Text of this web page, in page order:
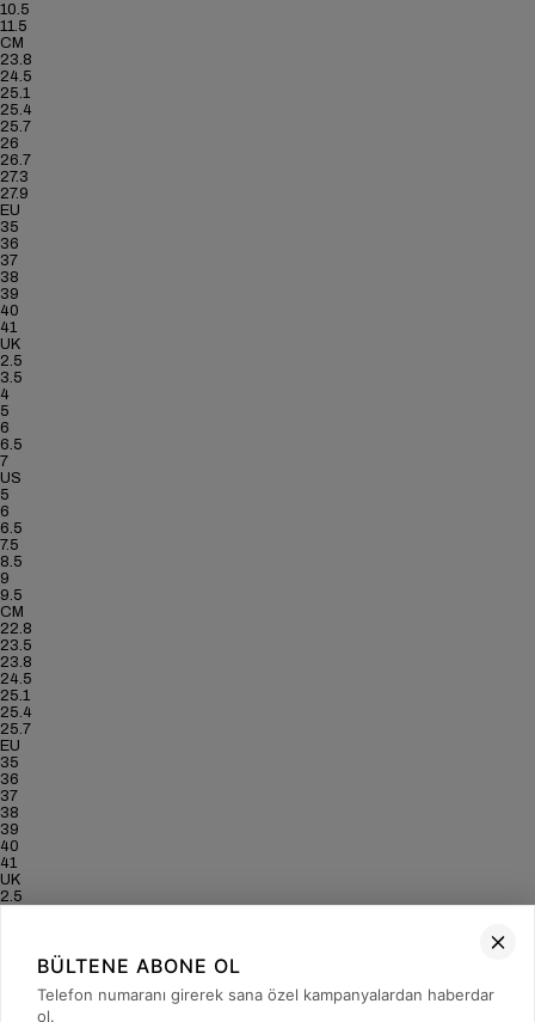
10.5
11.5
CM
23.8
24.5
25.1
25.4
25.7
26
26.7
27.3
27.9
EU
35
36
37
38
39
40
41
UK
2.5
3.5
4
5
6
6.5
7
US
5
6
6.5
7.5
8.5
9
9.5
CM
22.8
23.5
23.8
24.5
25.1
25.4
25.7
EU
35
36
37
38
39
40
41
UK
2.5
BÜLTENE ABONE OL
Telefon numaranı girerek sana özel kampanyalardan haberdar
ol.